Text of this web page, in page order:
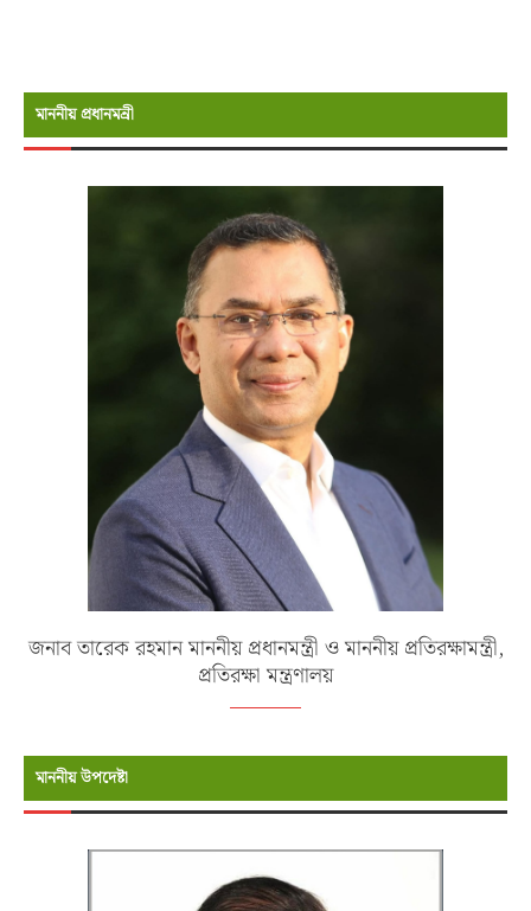
মাননীয় প্রধানমন্রী
জনাব তারেক রহমান মাননীয় প্রধানমন্ত্রী ও মাননীয় প্রতিরক্ষামন্ত্রী,
প্রতিরক্ষা মন্ত্রণালয়
মাননীয় উপদেষ্টা